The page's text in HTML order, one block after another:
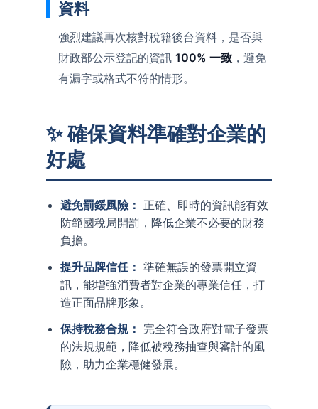
資料
強烈建議再次核對稅籍後台資料，是否與
財政部公示登記的資訊 100% 一致 ，避免
有漏字或格式不符的情形。
✨ 確保資料準確對企業的
好處
避免罰鍰風險： 正確、即時的資訊能有效
防範國稅局開罰，降低企業不必要的財務
負擔。
提升品牌信任： 準確無誤的發票開立資
訊，能增強消費者對企業的專業信任，打
造正面品牌形象。
保持稅務合規： 完全符合政府對電子發票
的法規規範，降低被稅務抽查與審計的風
險，助力企業穩健發展。